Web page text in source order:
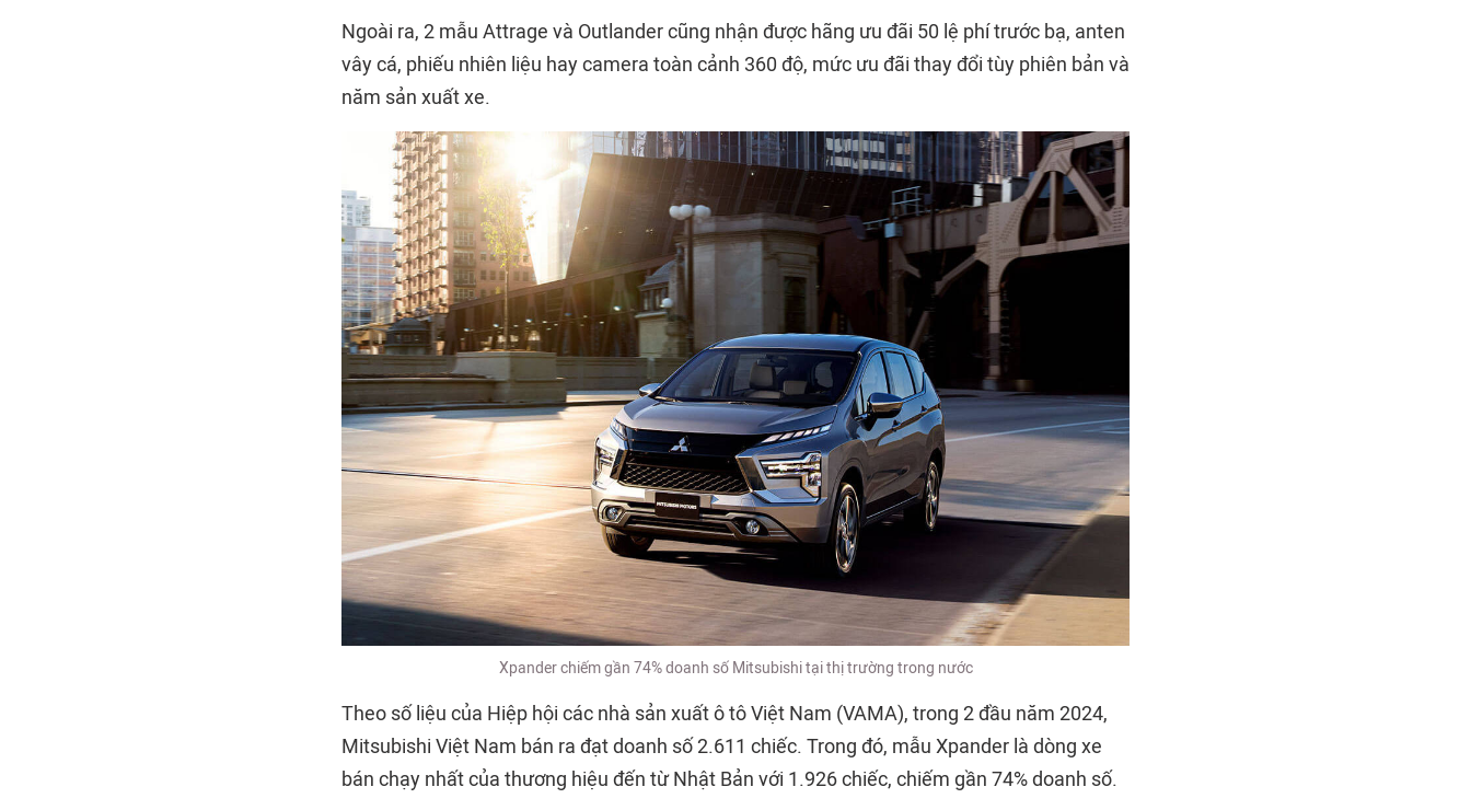
Ngoài ra, 2 mẫu Attrage và Outlander cũng nhận được hãng ưu đãi 50 lệ phí trước bạ, anten
vây cá, phiếu nhiên liệu hay camera toàn cảnh 360 độ, mức ưu đãi thay đổi tùy phiên bản và
năm sản xuất xe.
Xpander chiếm gần 74% doanh số Mitsubishi tại thị trường trong nước
Theo số liệu của Hiệp hội các nhà sản xuất ô tô Việt Nam (VAMA), trong 2 đầu năm 2024,
Mitsubishi Việt Nam bán ra đạt doanh số 2.611 chiếc. Trong đó, mẫu Xpander là dòng xe
bán chạy nhất của thương hiệu đến từ Nhật Bản với 1.926 chiếc, chiếm gần 74% doanh số.